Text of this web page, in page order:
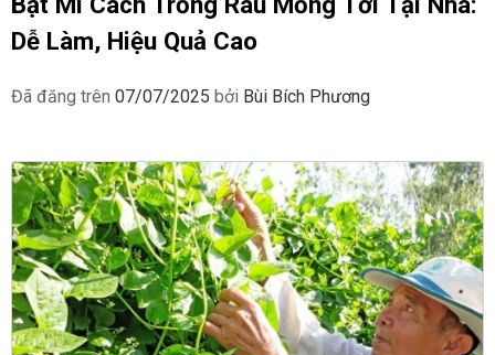
Dễ Làm, Hiệu Quả Cao
Đã đăng trên 07/07/2025 bởi Bùi Bích Phương